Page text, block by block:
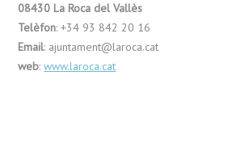
08430 La Roca del Vallès
Telèfon: +34 93 842 20 16
Email: ajuntament@laroca.cat
web:www.laroca.cat